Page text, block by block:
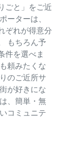
ごと」をご近
ーターは、
ぞれが得意分
もちろん予
件を選べま
頼みたくな
のご近所サ
が好きにな
、簡単・無
コミュニテ